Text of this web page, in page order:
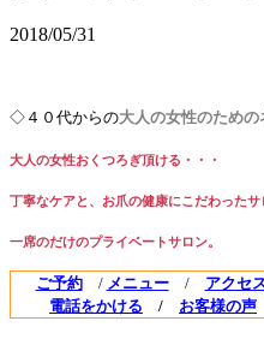
2018/05/31
◇４０代からの大人の女性のため
大人の女性おくつろぎ頂ける・・・
丁寧なケアと、お爪の健康にこだわったサ
一席のだけのプライベートサロン。
ご予約/ メニュー/ アクセ
電話をかける / お客様の声